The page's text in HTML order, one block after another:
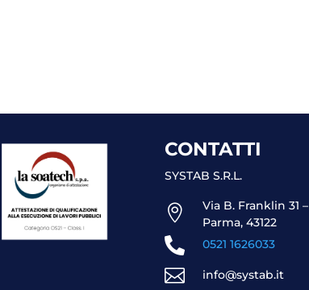
CONTATTI
SYSTAB S.R.L.

Via B. Franklin 31 –
Parma, 43122
 0521 1626033
 info@systab.it